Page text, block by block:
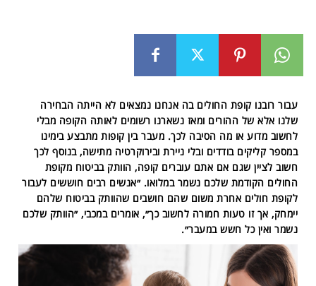
עבור רובנו קופת החולים בה אנחנו נמצאים לא הייתה הבחירה
שלנו אלא של ההורים ומאז נשארנו רשומים לאותה הקופה מבלי
לחשוב מדוע או מה הסיבה לכך. מעבר בין קופות מתבצע בימינו
במספר קליקים בודדים ובלי ניירת ובירוקרטיה מתישה, בנוסף לכך
חשוב לציין שגם אם אתם עוברים קופה, הוותק בביטוח מקופת
החולים הקודמת שלכם נשמר במלואו. ״אנשים רבים חוששים לעבור
לקופת חולים אחרת משום שהם חושבים שהוותק בביטוח שלהם
יימחק, אך זו טעות חמורה לחשוב כך״, אומרים במכבי, ״הוותק שלכם
נשמר ואין כל חשש במעבר״.